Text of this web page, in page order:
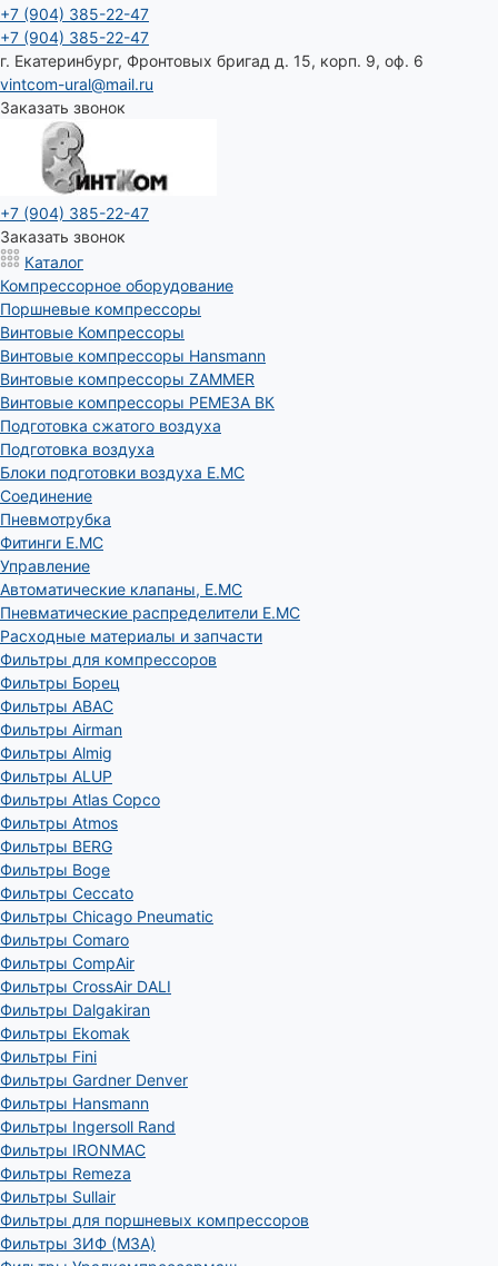
+7 (904) 385-22-47
+7 (904) 385-22-47
г. Екатеринбург, Фронтовых бригад д. 15, корп. 9, оф. 6
vintcom-ural@mail.ru
Заказать звонок
+7 (904) 385-22-47
Заказать звонок
Каталог
Компрессорное оборудование
Поршневые компрессоры
Винтовые Компрессоры
Винтовые компрессоры Hansmann
Винтовые компрессоры ZAMMER
Винтовые компрессоры РЕМЕЗА ВК
Подготовка сжатого воздуха
Подготовка воздуха
Блоки подготовки воздуха E.MC
Соединение
Пневмотрубка
Фитинги E.MC
Управление
Автоматические клапаны, Е.МС
Пневматические распределители E.MC
Расходные материалы и запчасти
Фильтры для компрессоров
Фильтры Борец
Фильтры ABAC
Фильтры Airman
Фильтры Almig
Фильтры ALUP
Фильтры Atlas Copco
Фильтры Atmos
Фильтры BERG
Фильтры Boge
Фильтры Ceccato
Фильтры Chicago Pneumatic
Фильтры Comaro
Фильтры CompAir
Фильтры CrossAir DALI
Фильтры Dalgakiran
Фильтры Ekomak
Фильтры Fini
Фильтры Gardner Denver
Фильтры Hansmann
Фильтры Ingersoll Rand
Фильтры IRONMAC
Фильтры Remeza
Фильтры Sullair
Фильтры для поршневых компрессоров
Фильтры ЗИФ (МЗА)